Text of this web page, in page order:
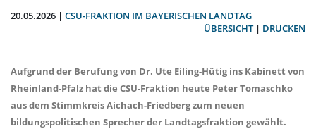
20.05.2026 | CSU-FRAKTION IM BAYERISCHEN LANDTAG
ÜBERSICHT| DRUCKEN
Aufgrund der Berufung von Dr. Ute Eiling-Hütig ins Kabinett von
Rheinland-Pfalz hat die CSU-Fraktion heute Peter Tomaschko
aus dem Stimmkreis Aichach-Friedberg zum neuen
bildungspolitischen Sprecher der Landtagsfraktion gewählt.